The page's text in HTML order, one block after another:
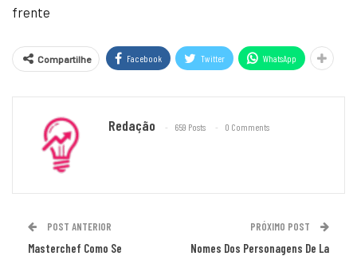
frente
Compartilhe Facebook Twitter WhatsApp
Redação 659 Posts 0 Comments
POST ANTERIOR
Masterchef Como Se
PRÓXIMO POST
Nomes Dos Personagens De La